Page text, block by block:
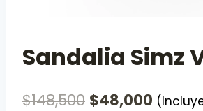
Sandalia Simz
$148,500 $48,000 (Incluye